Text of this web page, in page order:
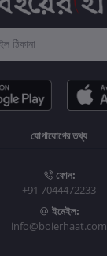
যোগাযোগের তথ্য
ফোন:
+91 7044472233
ইমেইল:
info@boierhaat.com